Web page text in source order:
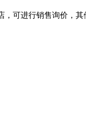
可进行销售询价，